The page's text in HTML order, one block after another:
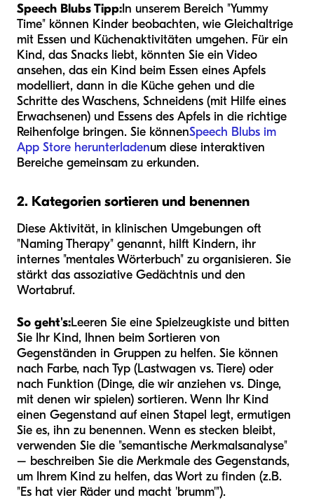
Speech Blubs Tipp: In unserem Bereich "Yummy
Time" können Kinder beobachten, wie Gleichaltrige
mit Essen und Küchenaktivitäten umgehen. Für ein
Kind, das Snacks liebt, könnten Sie ein Video
ansehen, das ein Kind beim Essen eines Apfels
modelliert, dann in die Küche gehen und die
Schritte des Waschens, Schneidens (mit Hilfe eines
Erwachsenen) und Essens des Apfels in die richtige
Reihenfolge bringen. Sie könnenSpeech Blubs im
App Store herunterladenum diese interaktiven
Bereiche gemeinsam zu erkunden.
2. Kategorien sortieren und benennen
Diese Aktivität, in klinischen Umgebungen oft
"Naming Therapy" genannt, hilft Kindern, ihr
internes "mentales Wörterbuch" zu organisieren. Sie
stärkt das assoziative Gedächtnis und den
Wortabruf.
So geht's:Leeren Sie eine Spielzeugkiste und bitten
Sie Ihr Kind, Ihnen beim Sortieren von
Gegenständen in Gruppen zu helfen. Sie können
nach Farbe, nach Typ (Lastwagen vs. Tiere) oder
nach Funktion (Dinge, die wir anziehen vs. Dinge,
mit denen wir spielen) sortieren. Wenn Ihr Kind
einen Gegenstand auf einen Stapel legt, ermutigen
Sie es, ihn zu benennen. Wenn es stecken bleibt,
verwenden Sie die "semantische Merkmalsanalyse"
– beschreiben Sie die Merkmale des Gegenstands,
um Ihrem Kind zu helfen, das Wort zu finden (z.B.
"Es hat vier Räder und macht 'brumm'").